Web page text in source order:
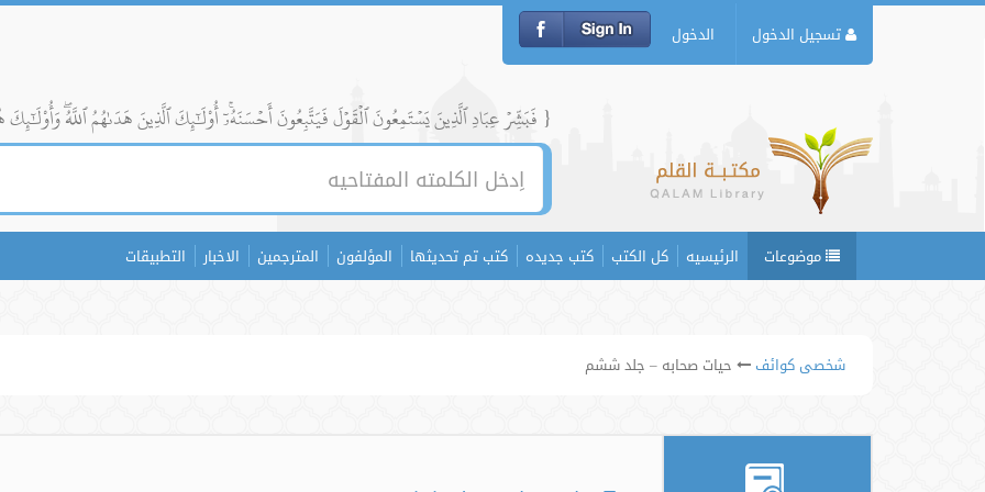
تسجيل الدخول الدخول
{ فَبَشِّرۡ عِبَادِ ٱلَّذِينَ يَسۡتَمِعُونَ ٱلۡقَوۡلَ فَيَتَّبِعُونَ أَحۡسَنَهُۥٓۚ أُوْلَٰٓئِكَ ٱلَّذِينَ هَدَىٰهُمُ ٱللَّهُۖ وَأُوْلَٰٓئِكَ
موضوعات الرئيسيه كل الكتب كتب جديده كتب تم تحديثها المؤلفون المترجمين الاخبار التطبيقات
شخصی کوائف حیات صحابه – جلد ششم